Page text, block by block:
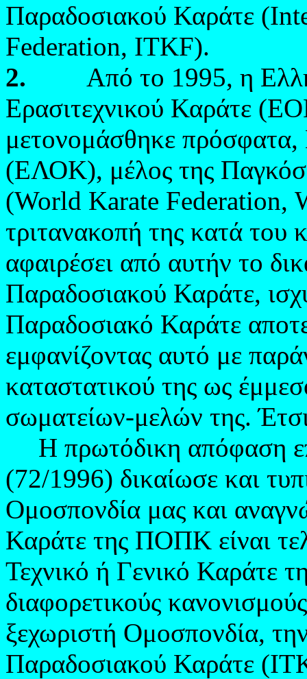
Παραδοσιακού Καράτε (
Federation, ITKF).
2. Από το 1995, η
Ερασιτεχνικού Καράτε
μετονομάσθηκε
(ΕΛΟΚ), μέλος της
(World Karate Federation,
τριτανακοπή της κατά
αφαιρέσει από αυτήν το
Παραδοσιακού Καράτε,
Παραδοσιακό Καράτε
εμφανίζοντας αυτό με
καταστατικού της ως
σωματείων-μελών της.
Η πρωτόδικη απόφαση
(72/1996) δικαίωσε και
Ομοσπονδία μας και
Καράτε της ΠΟΠΚ είναι
Τεχνικό ή Γενικό Καράτε
διαφορετικούς
ξεχωριστή Ομοσπονδία,
Παραδοσιακού Καράτε (